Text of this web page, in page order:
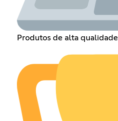
Produtos de alta qualidade